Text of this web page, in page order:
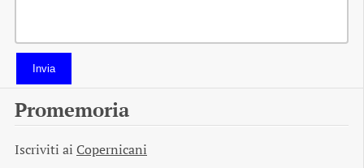
Invia
Promemoria
Iscriviti ai Copernicani